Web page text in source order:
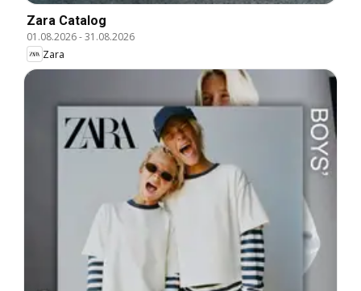
Zara Catalog
01.08.2026-31.08.2026
Zara